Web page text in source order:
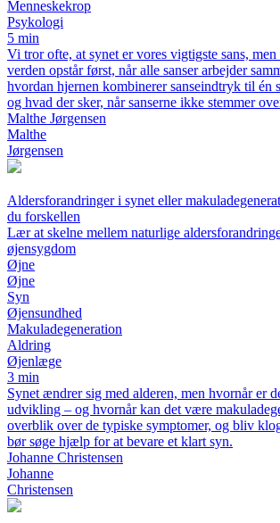
Menneskekrop
Psykologi
5 min
Vi tror ofte, at synet er vores vigtigste sans,
verden opstår først, når alle sanser arbejder
hvordan hjernen kombinerer sanseindtryk til én
og hvad der sker, når sanserne ikke stemmer
Malthe Jørgensen
Malthe
Jørgensen
Aldersforandringer i synet eller
du forskellen
Lær at skelne mellem naturlige
øjensygdom
Øjne
Øjne
Syn
Øjensundhed
Makuladegeneration
Aldring
Øjenlæge
3 min
Synet ændrer sig med alderen, men hvornår er
udvikling – og hvornår kan det være
overblik over de typiske symptomer, og bliv
bør søge hjælp for at bevare et klart syn.
Johanne Christensen
Johanne
Christensen